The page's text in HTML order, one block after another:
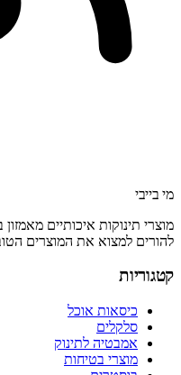
מי בייבי
מוצרי תינוקות איכותיים
להורים למצוא את המוצרים
קטגוריות
כיסאות אוכל
סלקלים
אמבטיה לתינוק
מוצרי בטיחות